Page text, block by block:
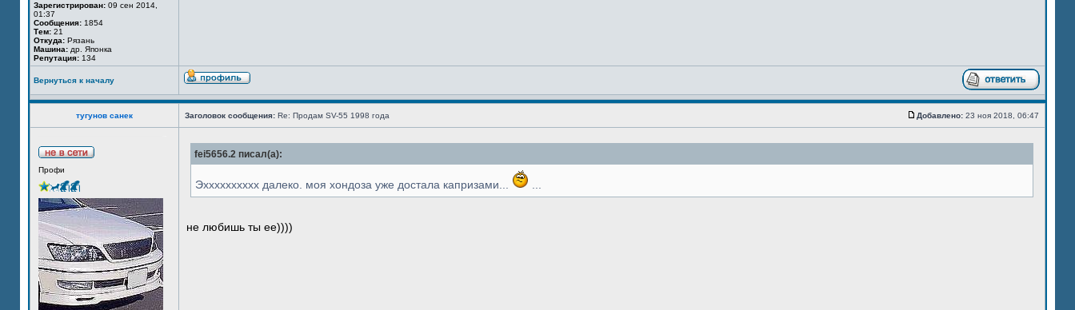
Зарегистрирован: 09 сен 2014,
01:37
Сообщения: 1854
Тем: 21
Откуда: Рязань
Машина: др. Японка
Репутация: 134
Вернуться к началу
тугунов санек Заголовок сообщения: Re: Продам SV-55 1998 года Добавлено: 23 ноя 2018, 06:47
Профи
fei5656.2 писал(а):
Эхххххххххх далеко. моя хондоза уже достала капризами...
не любишь ты ее))))